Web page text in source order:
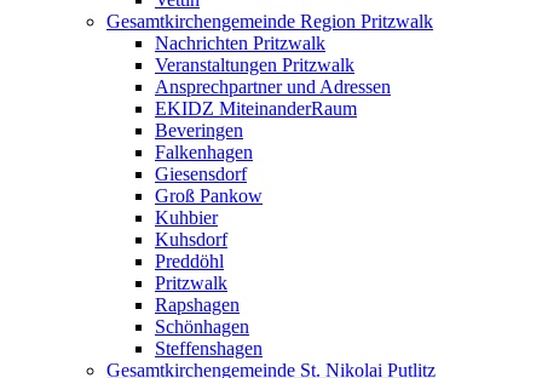
Gesamtkirchengemeinde Region Pritzwalk
Nachrichten Pritzwalk
Veranstaltungen Pritzwalk
Ansprechpartner und Adressen
EKIDZ MiteinanderRaum
Beveringen
Falkenhagen
Giesensdorf
Groß Pankow
Kuhbier
Kuhsdorf
Preddöhl
Pritzwalk
Rapshagen
Schönhagen
Steffenshagen
Gesamtkirchengemeinde St. Nikolai Putlitz